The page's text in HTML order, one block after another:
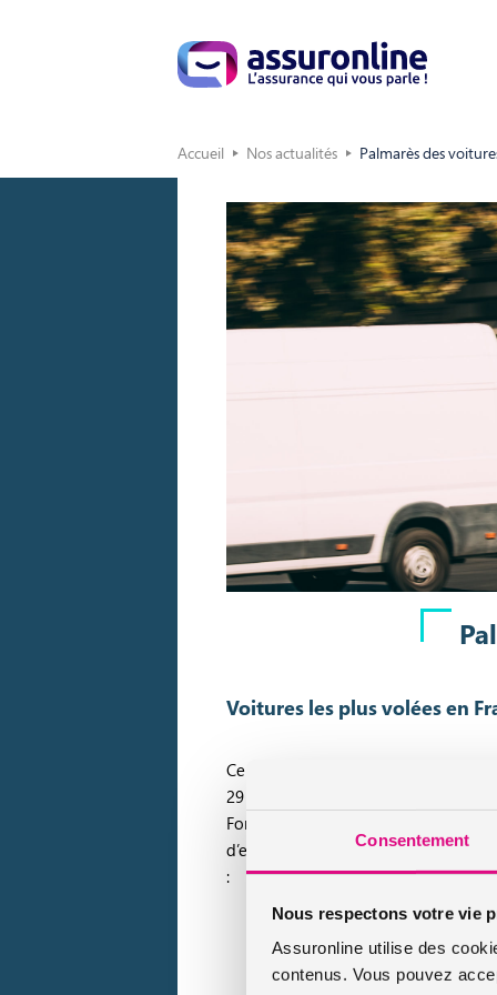
Consentement
Nous respectons votre vie
Assuronline utilise des
contenus. Vous pouvez
Accueil Nos actualités Palmarès des
Voitures les plus volées en
Ce ne sont pas forcément les
29 octobre dernier le Baromètre de
Fortwo, qui représente 11.87% des
d’enlever une pièce en plastique
:
Ford Fiesta